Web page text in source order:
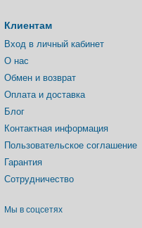
Клиентам
Вход в личный кабинет
О нас
Обмен и возврат
Оплата и доставка
Блог
Контактная информация
Пользовательское соглашение
Гарантия
Сотрудничество
Мы в соцсетях